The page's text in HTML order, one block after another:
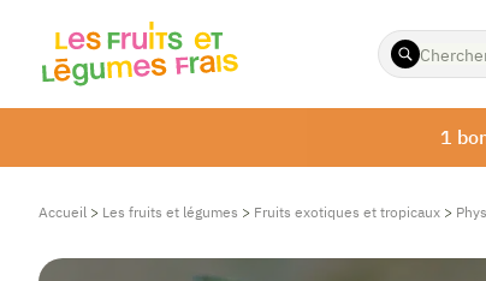
ENTREZ
LES
1
Accueil > Les fruits et légumes > Fruits exotiques et tropicaux >